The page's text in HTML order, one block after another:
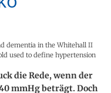
dementia in the Whitehall II
used to define hypertension
die Rede, wenn der
mmHg beträgt. Doch